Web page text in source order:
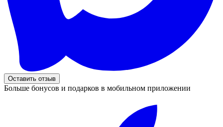
Оставить отзыв
Больше бонусов и подарков в мобильном приложении